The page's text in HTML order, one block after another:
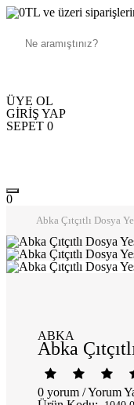
250TL ve üzeri
ÜYE OL
GİRİŞ YAP
SEPET 0
0
Abka Çıtçıtlı Dosya
ABKA
Abka
0 yorum /Yorum